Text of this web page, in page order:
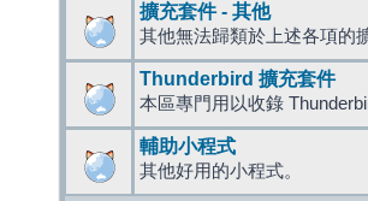
擴充套件 - 其他
其他無法歸類於上述各項的
Thunderbird 擴充套件
本區專門用以收錄
輔助小程式
其他好用的小程式。